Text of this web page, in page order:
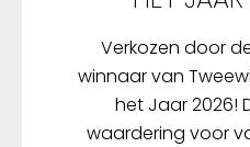
Verkozen door
winnaar van
het Jaar 2026!
waardering voor